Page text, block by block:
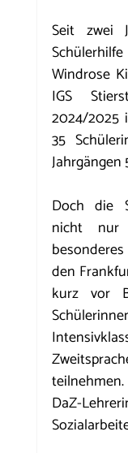
Seit zwei
Windrose
IGS
2024/2025
35
Doch die
nicht nur
den
kurz vor
DaZ-